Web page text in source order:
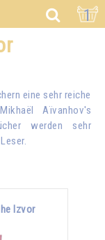
1
eine sehr reiche
Aïvanhov's
werden sehr
Izvor